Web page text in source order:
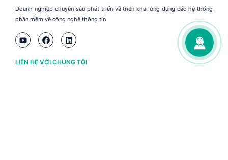
Doanh nghiệp chuyên sâu phát triển và triển khai ứng dụng các hệ thống
phần mềm về công nghệ thông tin
LIÊN HỆ VỚI CHÚNG TÔI